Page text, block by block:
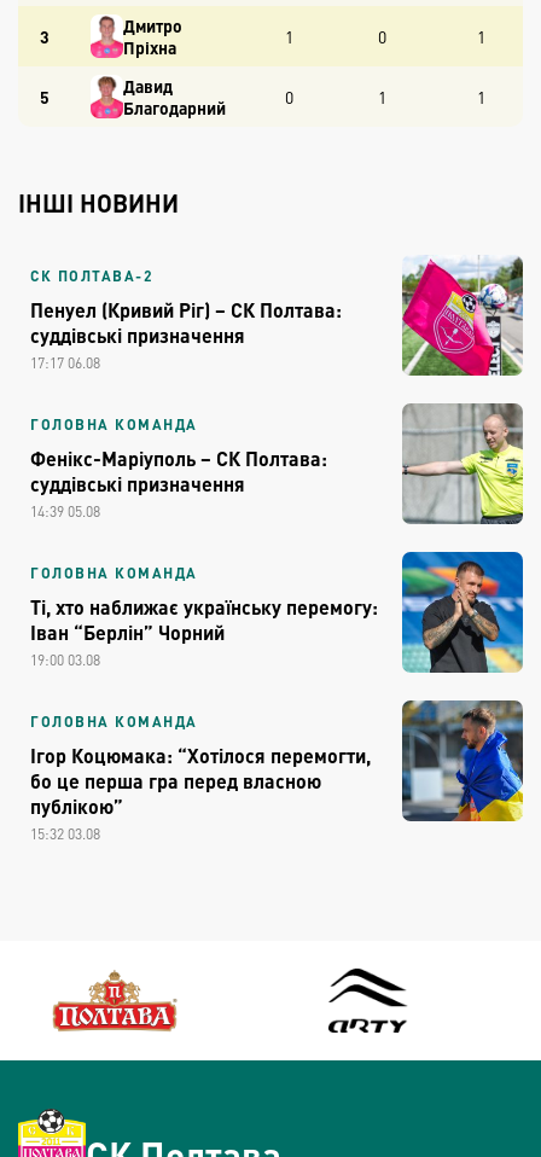
3
Дмитро
Пріхна
1 0 1
5
Давид
Благодарний
0 1 1
ІНШІ НОВИНИ
СК ПОЛТАВА-2
Пенуел (Кривий Ріг) – СК Полтава:
суддівські призначення
17:17 06.08
ГОЛОВНА КОМАНДА
Фенікс-Маріуполь – СК Полтава:
суддівські призначення
14:39 05.08
ГОЛОВНА КОМАНДА
Ті, хто наближає українську перемогу:
Іван “Берлін” Чорний
19:00 03.08
ГОЛОВНА КОМАНДА
Ігор Коцюмака: “Хотілося перемогти,
бо це перша гра перед власною
публікою”
15:32 03.08